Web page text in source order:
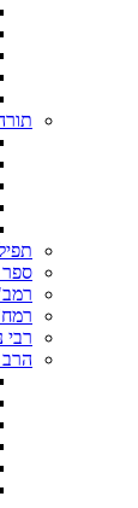
ספר
רבי
הרב